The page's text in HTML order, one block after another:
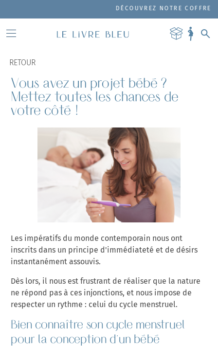
DÉCOUVREZ NOTRE COFFRET DE
RETOUR
Vous avez un projet bébé ?
Mettez toutes les chances de
votre côté !
Les impératifs du monde contemporain nous ont
inscrits dans un principe d'immédiateté et de désirs
instantanément assouvis.
Dès lors, il nous est frustrant de réaliser que la nature
ne répond pas à ces injonctions, et nous impose de
respecter un rythme : celui du cycle menstruel.
Bien connaître son cycle menstruel
pour la conception d'un bébé